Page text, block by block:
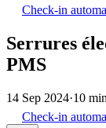
Check-in
Serrures
PMS
14 Sep 2024·10
Check-in